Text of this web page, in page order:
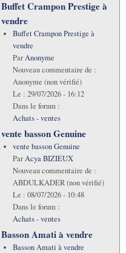
Buffet Crampon Prestige à
vendre
Buffet Crampon Prestige à
vendre
ParAnonyme
Nouveau commentaire de :
Anonyme (non vérifié)
Le : 29/07/2026 - 16:12
Dans le forum :
Achats - ventes
vente basson Genuine
vente basson Genuine
ParAcya BIZIEUX
Nouveau commentaire de :
ABDULKADER (non vérifié)
Le : 08/07/2026 - 10:48
Dans le forum :
Achats - ventes
Basson Amati à vendre
Basson Amati à vendre